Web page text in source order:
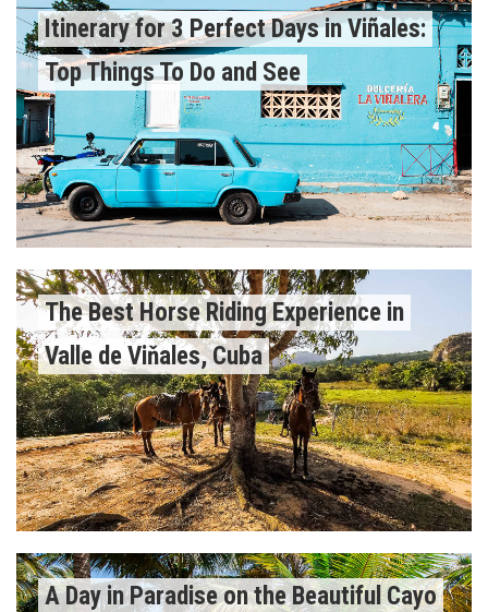
Itinerary for 3 Perfect Days in Viñales:
Top Things To Do and See
The Best Horse Riding Experience in
Valle de Viňales, Cuba
A Day in Paradise on the Beautiful Cayo